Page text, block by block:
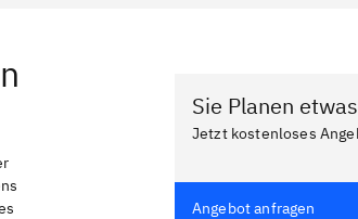
Sie Planen
Jetzt kostenloses
Angebot anfragen